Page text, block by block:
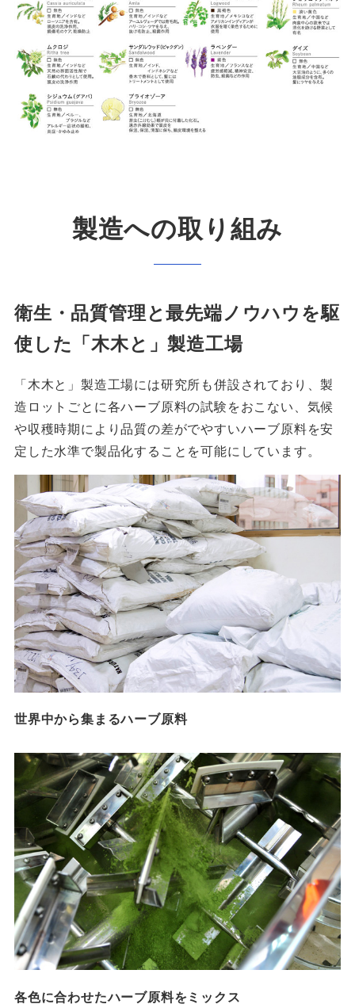
製造への取り組み
衛生・品質管理と最先端ノウハウを駆
使した「木木と」製造工場
「木木と」製造工場には研究所も併設されており、製
造ロットごとに各ハーブ原料の試験をおこない、気候
や収穫時期により品質の差がでやすいハーブ原料を安
定した水準で製品化することを可能にしています。
世界中から集まるハーブ原料
各色に合わせたハーブ原料をミックス